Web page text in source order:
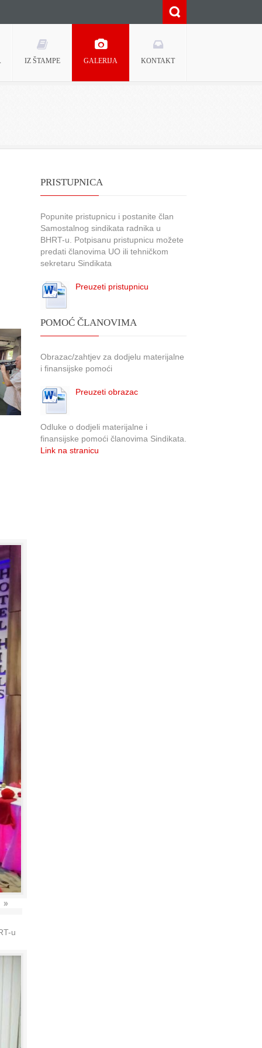
IZ ŠTAMPE GALERIJA KONTAKT
»
u
PRISTUPNICA
Popunite pristupnicu i postanite član
Samostalnog sindikata radnika u
BHRT-u. Potpisanu pristupnicu možete
predati članovima UO ili tehničkom
sekretaru Sindikata
Preuzeti pristupnicu
POMOĆ ČLANOVIMA
Obrazac/zahtjev za dodjelu materijalne
i finansijske pomoći
Preuzeti obrazac
Odluke o dodjeli materijalne i
finansijske pomoći članovima Sindikata.
Link na stranicu